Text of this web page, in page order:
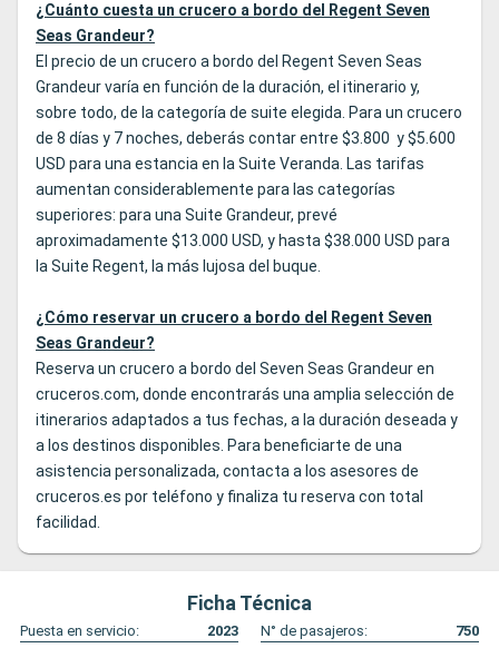
¿Cuánto cuesta un crucero a bordo del Regent Seven
Seas Grandeur?
El precio de un crucero a bordo del Regent Seven Seas
Grandeur varía en función de la duración, el itinerario y,
sobre todo, de la categoría de suite elegida. Para un crucero
de 8 días y 7 noches, deberás contar entre $3.800 y $5.600
USD para una estancia en la Suite Veranda. Las tarifas
aumentan considerablemente para las categorías
superiores: para una Suite Grandeur, prevé
aproximadamente $13.000 USD, y hasta $38.000 USD para
la Suite Regent, la más lujosa del buque.
¿Cómo reservar un crucero a bordo del Regent Seven
Seas Grandeur?
Reserva un crucero a bordo del Seven Seas Grandeur en
cruceros.com, donde encontrarás una amplia selección de
itinerarios adaptados a tus fechas, a la duración deseada y
a los destinos disponibles. Para beneficiarte de una
asistencia personalizada, contacta a los asesores de
cruceros.es por teléfono y finaliza tu reserva con total
facilidad.
Ficha Técnica
Puesta en servicio: 2023 N° de pasajeros:
750